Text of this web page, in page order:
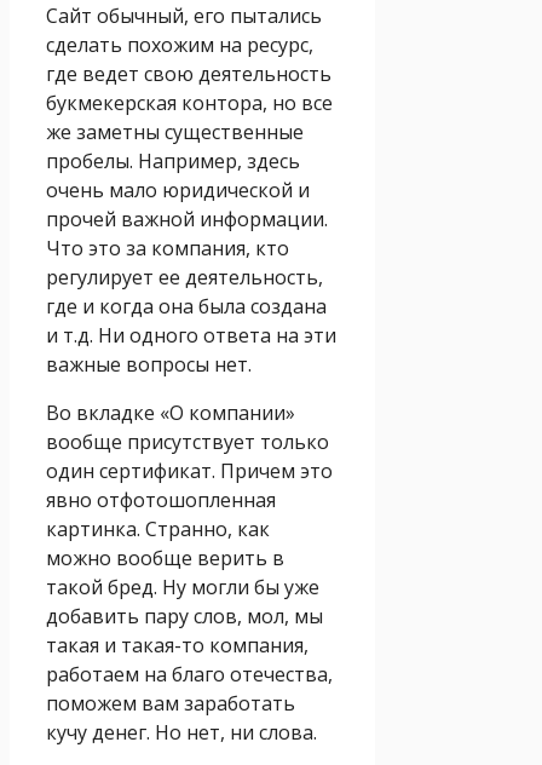
Сайт обычный, его пытались
сделать похожим на ресурс,
где ведет свою деятельность
букмекерская контора, но все
же заметны существенные
пробелы. Например, здесь
очень мало юридической и
прочей важной информации.
Что это за компания, кто
регулирует ее деятельность,
где и когда она была создана
и т.д. Ни одного ответа на эти
важные вопросы нет.
Во вкладке «О компании»
вообще присутствует только
один сертификат. Причем это
явно отфотошопленная
картинка. Странно, как
можно вообще верить в
такой бред. Ну могли бы уже
добавить пару слов, мол, мы
такая и такая-то компания,
работаем на благо отечества,
поможем вам заработать
кучу денег. Но нет, ни слова.